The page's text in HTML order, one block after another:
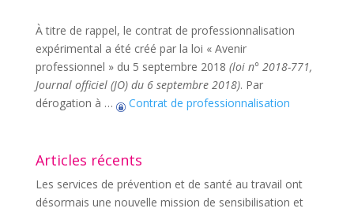
À titre de rappel, le contrat de professionnalisation
expérimental a été créé par la loi « Avenir
professionnel » du 5 septembre 2018 (loi n° 2018-771,
Journal officiel (JO) du 6 septembre 2018). Par
dérogation à …
Contrat de professionnalisation
Articles récents
Les services de prévention et de santé au travail ont
désormais une nouvelle mission de sensibilisation et